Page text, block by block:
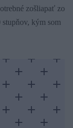
zošliapať zo
kým som